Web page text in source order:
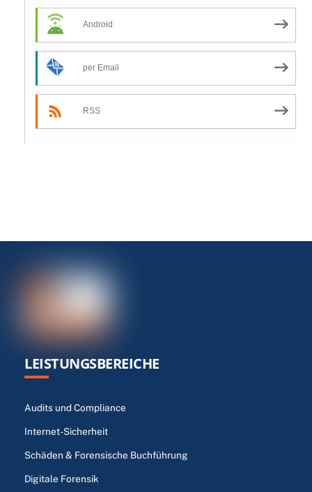
Android
per Email
RSS
LEISTUNGSBEREICHE
Audits und Compliance
Internet-Sicherheit
Schäden & Forensische Buchführung
Digitale Forensik